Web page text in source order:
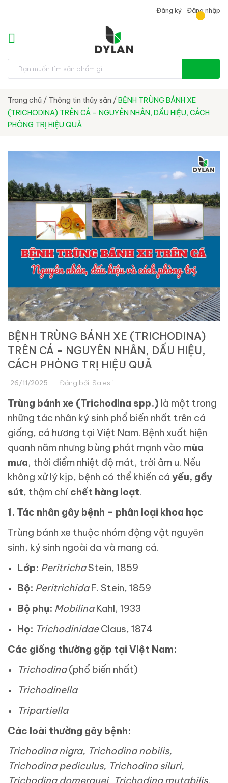
Đăng ký Đăng nhập
Trang chủ / Thông tin thủy sản /BỆNH TRÙNG BÁNH XE
(TRICHODINA) TRÊN CÁ – NGUYÊN NHÂN, DẤU HIỆU, CÁCH
PHÒNG TRỊ HIỆU QUẢ
BỆNH TRÙNG BÁNH XE (TRICHODINA)
TRÊN CÁ – NGUYÊN NHÂN, DẤU HIỆU,
CÁCH PHÒNG TRỊ HIỆU QUẢ
26/11/2025 Đăng bởi: Sales 1
Trùng bánh xe (Trichodina spp.) là một trong
những tác nhân ký sinh phổ biến nhất trên cá
giống, cá hương tại Việt Nam. Bệnh xuất hiện
quanh năm nhưng bùng phát mạnh vào mùa
mưa, thời điểm nhiệt độ mát, trời âm u. Nếu
không xử lý kịp, bệnh có thể khiến cá yếu, gầy
sút, thậm chí chết hàng loạt.
1. Tác nhân gây bệnh – phân loại khoa học
Trùng bánh xe thuộc nhóm động vật nguyên
sinh, ký sinh ngoài da và mang cá.
Lớp: PeritrichaStein, 1859
Bộ: PeritrichidaF. Stein, 1859
Bộ phụ: MobilinaKahl, 1933
Họ: TrichodinidaeClaus, 1874
Các giống thường gặp tại Việt Nam:
Trichodina(phổ biến nhất)
Trichodinella
Tripartiella
Các loài thường gây bệnh:
Trichodina nigra, Trichodina nobilis,
Trichodina pediculus, Trichodina siluri,